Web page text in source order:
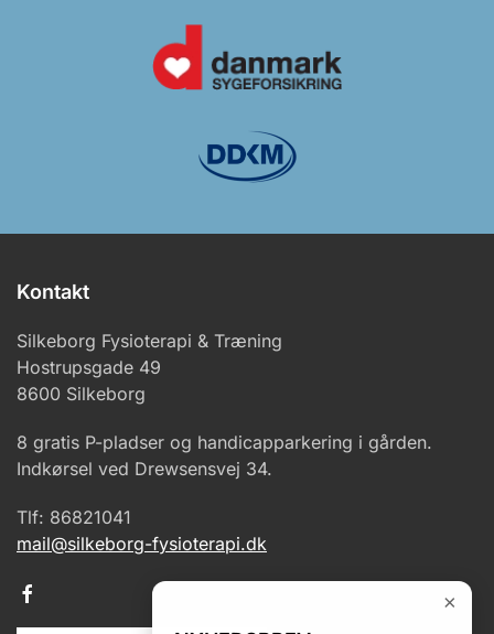
Kontakt
Silkeborg Fysioterapi & Træning
Hostrupsgade 49
8600 Silkeborg
8 gratis P-pladser og handicapparkering i gården.
Indkørsel ved Drewsensvej 34.
Tlf: 86821041
mail@silkeborg-fysioterapi.dk
×